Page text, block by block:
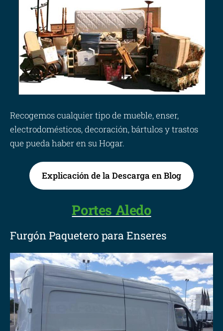
Recogemos cualquier tipo de mueble, enser,
electrodomésticos, decoración, bártulos y trastos
que pueda haber en su Hogar.
Explicación de la Descarga en Blog
Portes Aledo
Furgón Paquetero para Enseres